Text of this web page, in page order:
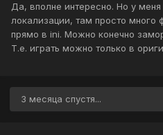
Да, вполне интересно. Но у
локализации, там просто много
прямо в ini. Можно конечно
Т.е. играть можно только в
3 месяца спустя...